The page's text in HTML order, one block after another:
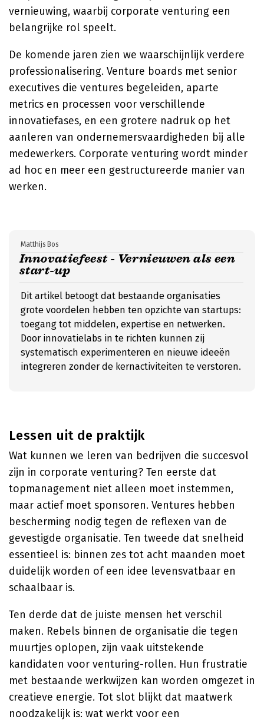
vernieuwing, waarbij corporate venturing een
belangrijke rol speelt.
De komende jaren zien we waarschijnlijk verdere
professionalisering. Venture boards met senior
executives die ventures begeleiden, aparte
metrics en processen voor verschillende
innovatiefases, en een grotere nadruk op het
aanleren van ondernemersvaardigheden bij alle
medewerkers. Corporate venturing wordt minder
ad hoc en meer een gestructureerde manier van
werken.
Innovatiefeest - Vernieuwen als een
start-up
Matthijs Bos
Dit artikel betoogt dat bestaande organisaties
grote voordelen hebben ten opzichte van startups:
toegang tot middelen, expertise en netwerken.
Door innovatielabs in te richten kunnen zij
systematisch experimenteren en nieuwe ideeën
integreren zonder de kernactiviteiten te verstoren.
Lessen uit de praktijk
Wat kunnen we leren van bedrijven die succesvol
zijn in corporate venturing? Ten eerste dat
topmanagement niet alleen moet instemmen,
maar actief moet sponsoren. Ventures hebben
bescherming nodig tegen de reflexen van de
gevestigde organisatie. Ten tweede dat snelheid
essentieel is: binnen zes tot acht maanden moet
duidelijk worden of een idee levensvatbaar en
schaalbaar is.
Ten derde dat de juiste mensen het verschil
maken. Rebels binnen de organisatie die tegen
muurtjes oplopen, zijn vaak uitstekende
kandidaten voor venturing-rollen. Hun frustratie
met bestaande werkwijzen kan worden omgezet in
creatieve energie. Tot slot blijkt dat maatwerk
noodzakelijk is: wat werkt voor een